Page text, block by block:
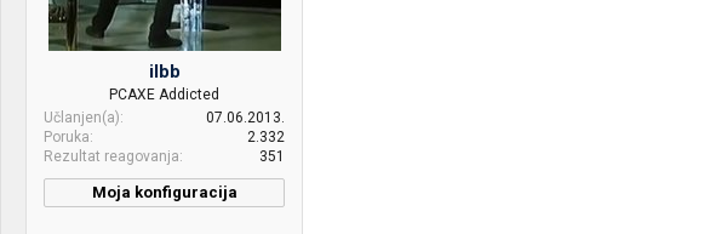
ilbb
PCAXE Addicted
Učlanjen(a)
07.06.2013.
Poruka
2.332
Rezultat reagovanja
351
Moja konfiguracija